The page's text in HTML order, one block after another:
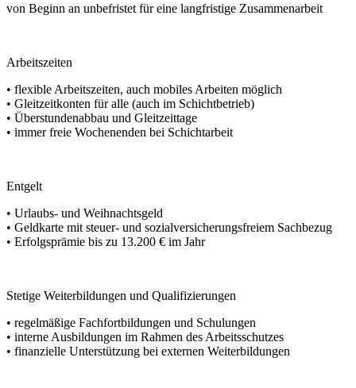
von Beginn an unbefristet für eine langfristige Zusammenarbeit
Arbeitszeiten
• flexible Arbeitszeiten, auch mobiles Arbeiten möglich
• Gleitzeitkonten für alle (auch im Schichtbetrieb)
• Überstundenabbau und Gleitzeittage
• immer freie Wochenenden bei Schichtarbeit
Entgelt
• Urlaubs- und Weihnachtsgeld
• Geldkarte mit steuer- und sozialversicherungsfreiem Sachbezug
• Erfolgsprämie bis zu 13.200 € im Jahr
Stetige Weiterbildungen und Qualifizierungen
• regelmäßige Fachfortbildungen und Schulungen
• interne Ausbildungen im Rahmen des Arbeitsschutzes
• finanzielle Unterstützung bei externen Weiterbildungen